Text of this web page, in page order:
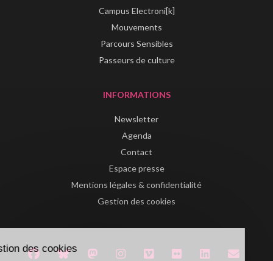
Campus Electroni[k]
Mouvements
Parcours Sensibles
Passeurs de culture
INFORMATIONS
Newsletter
Agenda
Contact
Espace presse
Mentions légales & confidentialité
Gestion des cookies
Gestion des cookies